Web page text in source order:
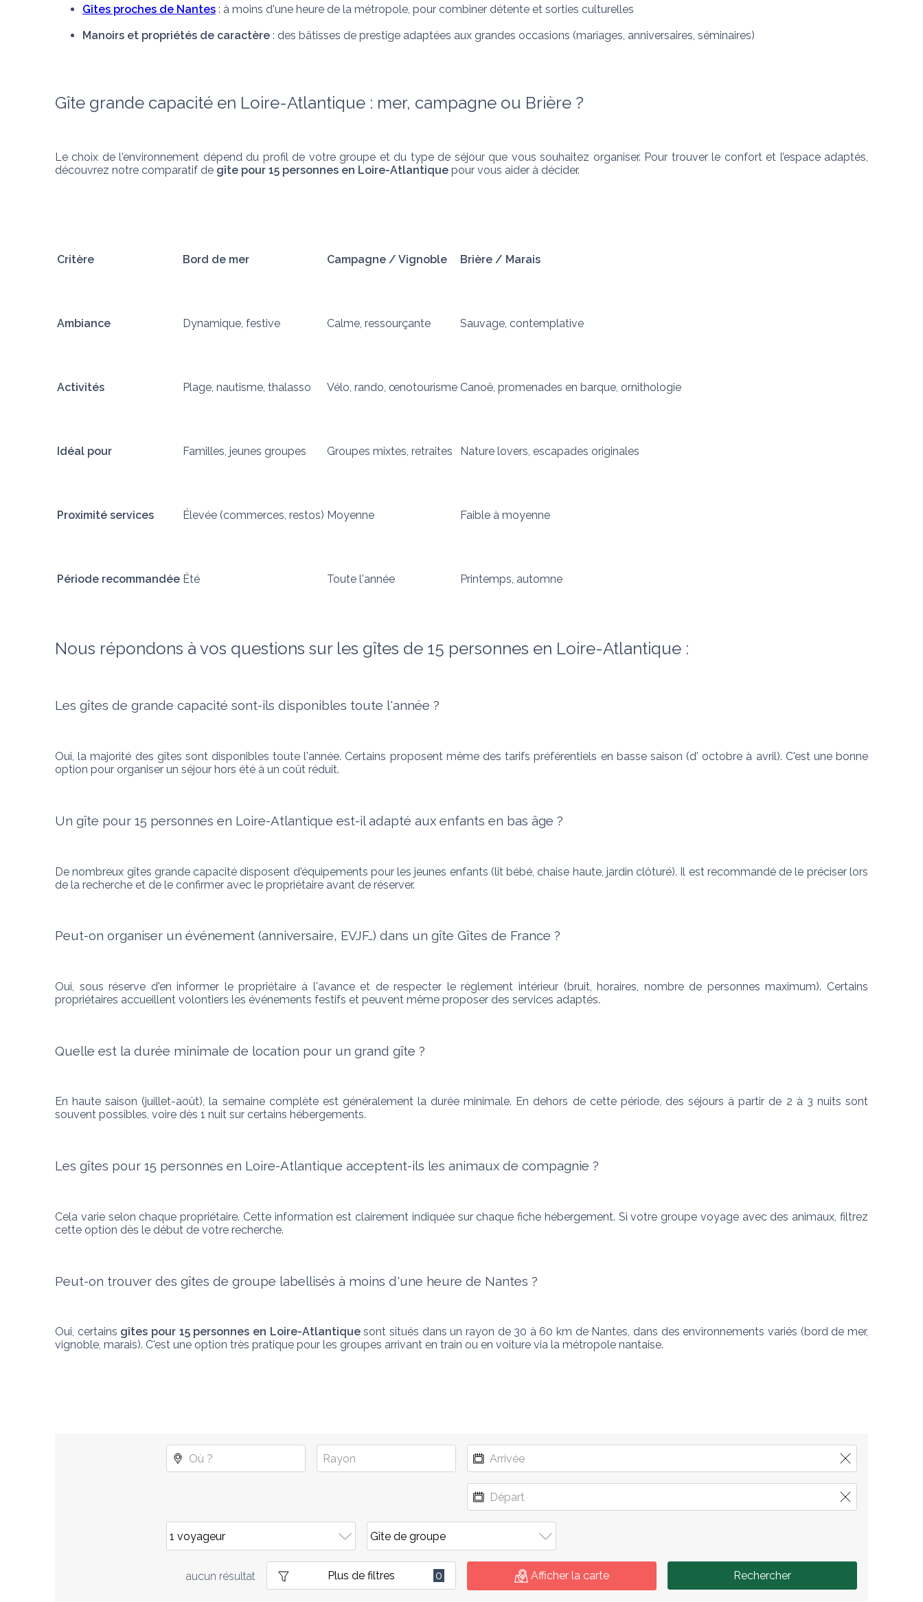
Gîtes proches de Nantes : à moins d'une heure de la métropole, pour combiner détente et sorties culturelles
Manoirs et propriétés de caractère : des bâtisses de prestige adaptées aux grandes occasions (mariages, anniversaires, séminaires)
Gîte grande capacité en Loire-Atlantique : mer, campagne ou Brière ?
Le choix de l'environnement dépend du profil de votre groupe et du type de séjour que vous souhaitez organiser. Pour trouver le confort et l’espace adaptés,
découvrez notre comparatif de gîte pour 15 personnes en Loire-Atlantique pour vous aider à décider.
Critère Bord de mer Campagne / Vignoble Brière / Marais
Ambiance Dynamique, festive Calme, ressourçante Sauvage, contemplative
Activités Plage, nautisme, thalasso Vélo, rando, œnotourisme Canoë, promenades en barque, ornithologie
Idéal pour Familles, jeunes groupes Groupes mixtes, retraites Nature lovers, escapades originales
Proximité services Élevée (commerces, restos) Moyenne Faible à moyenne
Période recommandée Été Toute l'année Printemps, automne
Nous répondons à vos questions sur les gîtes de 15 personnes en Loire-Atlantique :
Les gîtes de grande capacité sont-ils disponibles toute l'année ?
Oui, la majorité des gîtes sont disponibles toute l'année. Certains proposent même des tarifs préférentiels en basse saison (d' octobre à avril). C'est une bonne
option pour organiser un séjour hors été à un coût réduit.
Un gîte pour 15 personnes en Loire-Atlantique est-il adapté aux enfants en bas âge ?
De nombreux gîtes grande capacité disposent d'équipements pour les jeunes enfants (lit bébé, chaise haute, jardin clôturé). Il est recommandé de le préciser lors
de la recherche et de le confirmer avec le propriétaire avant de réserver.
Peut-on organiser un événement (anniversaire, EVJF…) dans un gîte Gîtes de France ?
Oui, sous réserve d'en informer le propriétaire à l'avance et de respecter le règlement intérieur (bruit, horaires, nombre de personnes maximum). Certains
propriétaires accueillent volontiers les événements festifs et peuvent même proposer des services adaptés.
Quelle est la durée minimale de location pour un grand gîte ?
En haute saison (juillet-août), la semaine complète est généralement la durée minimale. En dehors de cette période, des séjours à partir de 2 à 3 nuits sont
souvent possibles, voire dès 1 nuit sur certains hébergements.
Les gîtes pour 15 personnes en Loire-Atlantique acceptent-ils les animaux de compagnie ?
Cela varie selon chaque propriétaire. Cette information est clairement indiquée sur chaque fiche hébergement. Si votre groupe voyage avec des animaux, filtrez
cette option dès le début de votre recherche.
Peut-on trouver des gîtes de groupe labellisés à moins d'une heure de Nantes ?
Oui, certains gîtes pour 15 personnes en Loire-Atlantique sont situés dans un rayon de 30 à 60 km de Nantes, dans des environnements variés (bord de mer,
vignoble, marais). C'est une option très pratique pour les groupes arrivant en train ou en voiture via la métropole nantaise.
aucun résultat Plus de filtres 0 Afficher la carte Rechercher